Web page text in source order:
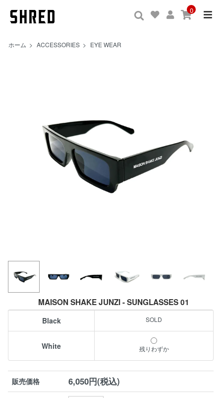
0
ホーム > ACCESSORIES > EYE WEAR
MAISON SHAKE JUNZI - SUNGLASSES 01
Black
White 残りわずか
販売価格 6,050円(税込)